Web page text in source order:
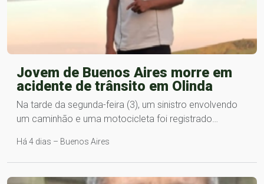
Jovem de Buenos Aires morre em
acidente de trânsito em Olinda
Na tarde da segunda-feira (3), um sinistro envolvendo
um caminhão e uma motocicleta foi registrado…
Há 4 dias – Buenos Aires